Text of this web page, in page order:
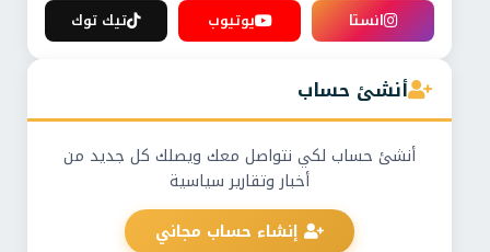
انستا
يوتيوب تيك توك
أنشئ حساب
أنشئ حساب لكي نتواصل معك ويصلك كل جديد من
أخبار وتقارير سياسية
إنشاء حساب مجاني